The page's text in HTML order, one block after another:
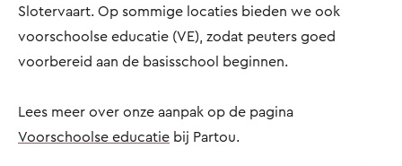
Slotervaart. Op sommige locaties bieden we ook
voorschoolse educatie (VE), zodat peuters goed
voorbereid aan de basisschool beginnen.
Lees meer over onze aanpak op de pagina
Voorschoolse educatie bij Partou.